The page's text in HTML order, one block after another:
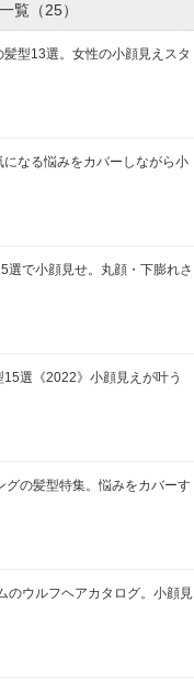
覧（25）
型13選。女性の小顔見えスタ
なる悩みをカバーしながら小
選で小顔見せ。丸顔・下膨れさ
選《2022》小顔見えが叶う
グの髪型特集。悩みをカバーす
のウルフヘアカタログ。小顔見